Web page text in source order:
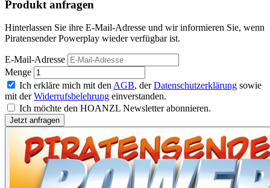
Produkt anfragen
Hinterlassen Sie ihre E-Mail-Adresse und wir informieren Sie, wenn
Piratensender Powerplay wieder verfügbar ist.
E-Mail-Adresse
Menge
Ich erkläre mich mit den AGB, derDatenschutzerklärung sowie
mit derWiderrufsbelehrung einverstanden.
Ich möchte den HOANZL Newsletter abonnieren.